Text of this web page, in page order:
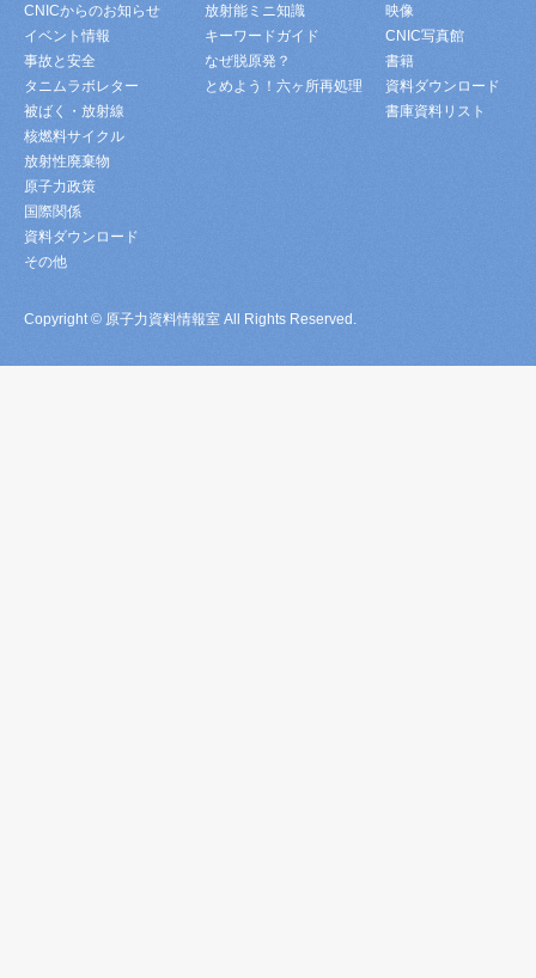
CNICからのお知らせ
イベント情報
事故と安全
タニムラボレター
被ばく・放射線
核燃料サイクル
放射性廃棄物
原子力政策
国際関係
資料ダウンロード
その他
放射能ミニ知識
キーワードガイド
なぜ脱原発？
とめよう！六ヶ所再処理
映像
CNIC写真館
書籍
資料ダウンロード
書庫資料リスト
Copyright © 原子力資料情報室 All Rights Reserved.